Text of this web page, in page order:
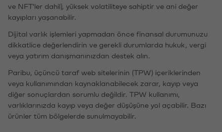
ve NFT'ler dahil), yüksek volatiliteye sahiptir ve ani değer
kayıpları yaşanabilir.
Dijital varlık işlemleri yapmadan önce finansal durumunuzu
dikkatlice değerlendirin ve gerekli durumlarda hukuk, vergi
veya yatırım danışmanınızdan destek alın.
Paribu, üçüncü taraf web sitelerinin (TPW) içeriklerinden
veya kullanımından kaynaklanabilecek zarar, kayıp veya
diğer sonuçlardan sorumlu değildir. TPW kullanımı,
varlıklarınızda kayıp veya değer düşüşüne yol açabilir. Bazı
ürünler tüm bölgelerde sunulmayabilir.